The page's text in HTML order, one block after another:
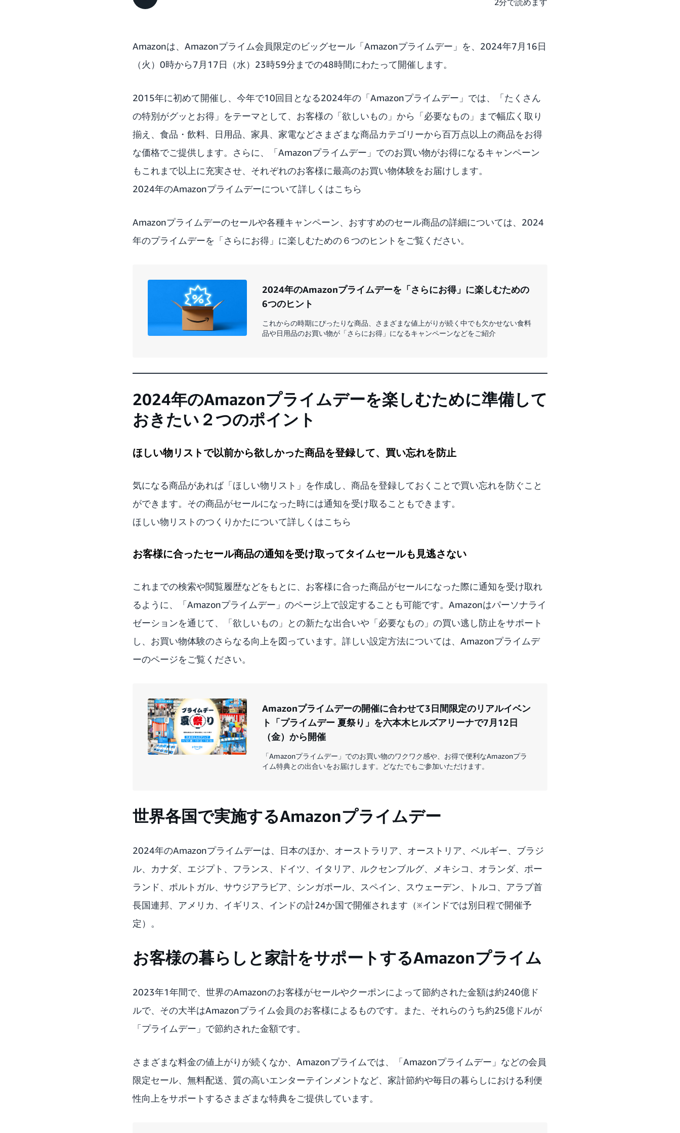
2分で読めます
Amazonは、Amazonプライム会員限定のビッグセール「Amazonプライムデー 」を、2024年7月16日
（火）0時から7月17日（水）23時59分までの48時間にわたって開催します。
2015年に初めて開催し、今年で10回目となる2024年の「Amazonプライムデー」では、「たくさん
の特別がグッとお得」をテーマとして、お客様の「欲しいもの」から「必要なもの」まで幅広く取り
揃え、食品・飲料、日用品、家具、家電などさまざまな商品カテゴリーから百万点以上の商品をお得
な価格でご提供します。さらに、「Amazonプライムデー」でのお買い物がお得になるキャンペーン
もこれまで以上に充実させ、それぞれのお客様に最高のお買い物体験をお届けします。
2024年のAmazonプライムデーについて詳しくはこちら
Amazonプライムデーのセールや各種キャンペーン、おすすめのセール商品の詳細については、 2024
年のプライムデーを「さらにお得」に楽しむための６つのヒントをご覧ください。
2024年のAmazonプライムデーを「さらにお得」に楽しむための
6つのヒント
これからの時期にぴったりな商品、さまざまな値上がりが続く中でも欠かせない食料
品や日用品のお買い物が「さらにお得」になるキャンペーンなどをご紹介
2024年のAmazonプライムデーを楽しむために準備して
おきたい２つのポイント
ほしい物リストで以前から欲しかった商品を登録して、買い忘れを防止
気になる商品があれば「ほしい物リスト」を作成し、商品を登録しておくことで買い忘れを防ぐこと
ができます。その商品がセールになった時には通知を受け取ることもできます。
ほしい物リストのつくりかたについて詳しくはこちら
お客様に合ったセール商品の通知を受け取ってタイムセールも見逃さない
これまでの検索や閲覧履歴などをもとに、お客様に合った商品がセールになった際に通知を受け取れ
るように、「Amazonプライムデー」のページ上で設定することも可能です。Amazonはパーソナライ
ゼーションを通じて、「欲しいもの」との新たな出合いや「必要なもの」の買い逃し防止をサポート
し、お買い物体験のさらなる向上を図っています。詳しい設定方法については、 Amazonプライムデ
ーのページをご覧ください。
Amazonプライムデーの開催に合わせて3日間限定のリアルイベン
ト「プライムデー 夏祭り」を六本木ヒルズアリーナで7月12日
（金）から開催
「Amazonプライムデー」でのお買い物のワクワク感や、お得で便利なAmazonプラ
イム特典との出合いをお届けします。どなたでもご参加いただけます。
世界各国で実施するAmazonプライムデー
2024年のAmazonプライムデーは、日本のほか、オーストラリア、オーストリア、ベルギー、ブラジ
ル、カナダ、エジプト、フランス、ドイツ、イタリア、ルクセンブルグ、メキシコ、オランダ、ポー
ランド、ポルトガル、サウジアラビア、シンガポール、スペイン、スウェーデン、トルコ、アラブ首
長国連邦、アメリカ、イギリス、インドの計24か国で開催されます（※インドでは別日程で開催予
定）。
お客様の暮らしと家計をサポートするAmazonプライム
2023年1年間で、世界のAmazonのお客様がセールやクーポンによって節約された金額は約240億ド
ルで、その大半はAmazonプライム会員のお客様によるものです。また、それらのうち約25億ドルが
「プライムデー」で節約された金額です。
さまざまな料金の値上がりが続くなか、Amazonプライムでは、「Amazonプライムデー」などの会員
限定セール、無料配送、質の高いエンターテインメントなど、家計節約や毎日の暮らしにおける利便
性向上をサポートするさまざまな特典をご提供しています。